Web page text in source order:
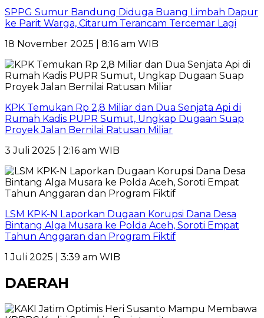
SPPG Sumur Bandung Diduga Buang Limbah Dapur
ke Parit Warga, Citarum Terancam Tercemar Lagi
18 November 2025 | 8:16 am WIB
KPK Temukan Rp 2,8 Miliar dan Dua Senjata Api di
Rumah Kadis PUPR Sumut, Ungkap Dugaan Suap
Proyek Jalan Bernilai Ratusan Miliar
3 Juli 2025 | 2:16 am WIB
LSM KPK-N Laporkan Dugaan Korupsi Dana Desa
Bintang Alga Musara ke Polda Aceh, Soroti Empat
Tahun Anggaran dan Program Fiktif
1 Juli 2025 | 3:39 am WIB
DAERAH